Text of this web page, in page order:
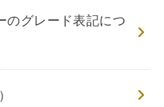
のグレード表記につ